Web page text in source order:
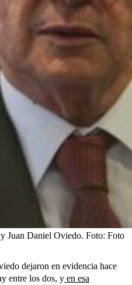
Juan Daniel Oviedo. Foto: Foto
dejaron en evidencia hace
entre los dos, y en esa